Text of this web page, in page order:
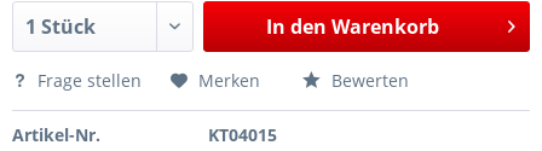
In den Warenkorb
Frage stellen Merken Bewerten
Artikel-Nr. KT04015